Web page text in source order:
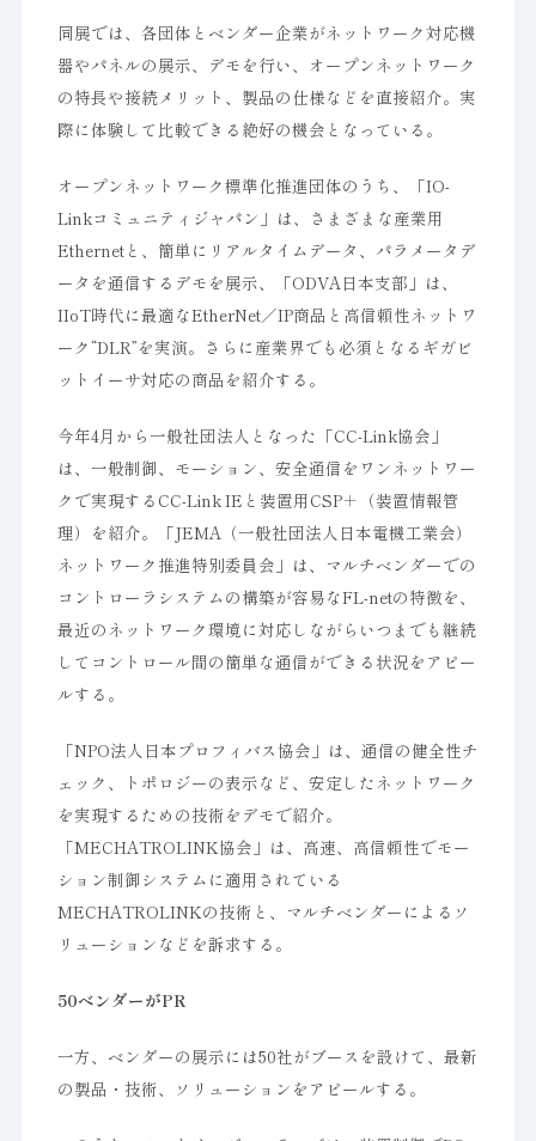
同展では、各団体とベンダー企業がネットワーク対応機
器やパネルの展示、デモを行い、オープンネットワーク
の特長や接続メリット、製品の仕様などを直接紹介。実
際に体験して比較できる絶好の機会となっている。
オープンネットワーク標準化推進団体のうち、「IO-
Linkコミュニティジャパン」は、さまざまな産業用
Ethernetと、簡単にリアルタイムデータ、パラメータデ
ータを通信するデモを展示、「ODVA日本支部」は、
IIoT時代に最適なEtherNet／IP商品と高信頼性ネットワ
ーク“DLR”を実演。さらに産業界でも必須となるギガビ
ットイーサ対応の商品を紹介する。
今年4月から一般社団法人となった「CC-Link協会」
は、一般制御、モーション、安全通信をワンネットワー
クで実現するCC-Link IEと装置用CSP＋（装置情報管
理）を紹介。「JEMA（一般社団法人日本電機工業会）
ネットワーク推進特別委員会」は、マルチベンダーでの
コントローラシステムの構築が容易なFL-netの特徴を、
最近のネットワーク環境に対応しながらいつまでも継続
してコントロール間の簡単な通信ができる状況をアピー
ルする。
「NPO法人日本プロフィバス協会」は、通信の健全性チ
ェック、トポロジーの表示など、安定したネットワーク
を実現するための技術をデモで紹介。
「MECHATROLINK協会」は、高速、高信頼性でモー
ション制御システムに適用されている
MECHATROLINKの技術と、マルチベンダーによるソ
リューションなどを訴求する。
50ベンダーがPR
一方、ベンダーの展示には50社がブースを設けて、最新
の製品・技術、ソリューションをアピールする。